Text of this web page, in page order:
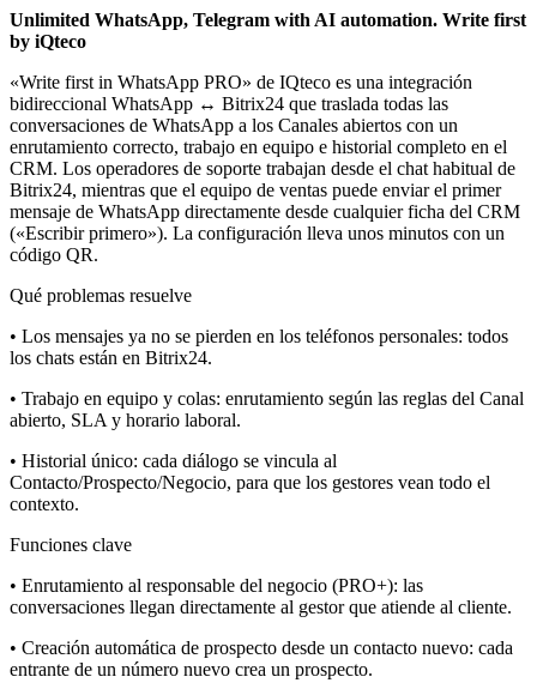
Unlimited WhatsApp, Telegram with AI automation. Write first
by iQteco
«Write first in WhatsApp PRO» de IQteco es una integración
bidireccional WhatsApp ↔ Bitrix24 que traslada todas las
conversaciones de WhatsApp a los Canales abiertos con un
enrutamiento correcto, trabajo en equipo e historial completo en el
CRM. Los operadores de soporte trabajan desde el chat habitual de
Bitrix24, mientras que el equipo de ventas puede enviar el primer
mensaje de WhatsApp directamente desde cualquier ficha del CRM
(«Escribir primero»). La configuración lleva unos minutos con un
código QR.
Qué problemas resuelve
• Los mensajes ya no se pierden en los teléfonos personales: todos
los chats están en Bitrix24.
• Trabajo en equipo y colas: enrutamiento según las reglas del Canal
abierto, SLA y horario laboral.
• Historial único: cada diálogo se vincula al
Contacto/Prospecto/Negocio, para que los gestores vean todo el
contexto.
Funciones clave
• Enrutamiento al responsable del negocio (PRO+): las
conversaciones llegan directamente al gestor que atiende al cliente.
• Creación automática de prospecto desde un contacto nuevo: cada
entrante de un número nuevo crea un prospecto.